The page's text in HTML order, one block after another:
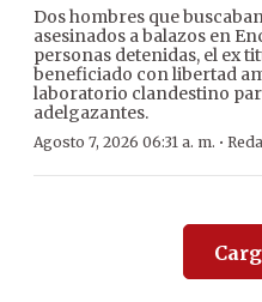
Dos hombres que
asesinados a balazos en
personas detenidas, el ex
beneficiado con libertad
laboratorio clandestino
adelgazantes.
Agosto 7, 2026 06:31 a. m. ·